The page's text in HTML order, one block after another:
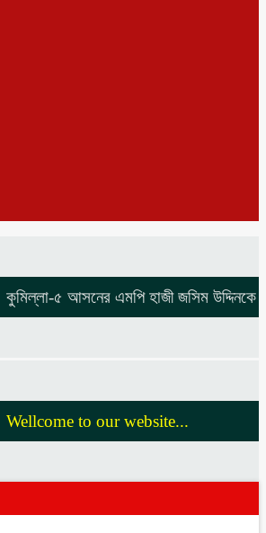
৫ আসনের এমপি হাজী জসিম উদ্দিনকে নিয়ে
to our website...